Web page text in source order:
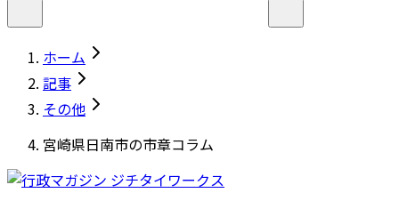
ホーム
記事
その他
宮崎県日南市の市章コラム